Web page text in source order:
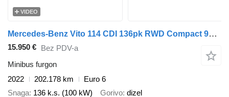
VIDEO
Mercedes-Benz Vito 114 CDI 136pk RWD Compact 9G Automaat Navi/Camera/Achterkle
15.950 € Bez PDV-a
Minibus furgon
2022
202.178 km
Euro 6
Snaga 136 k.s. (100 kW) Gorivo dizel